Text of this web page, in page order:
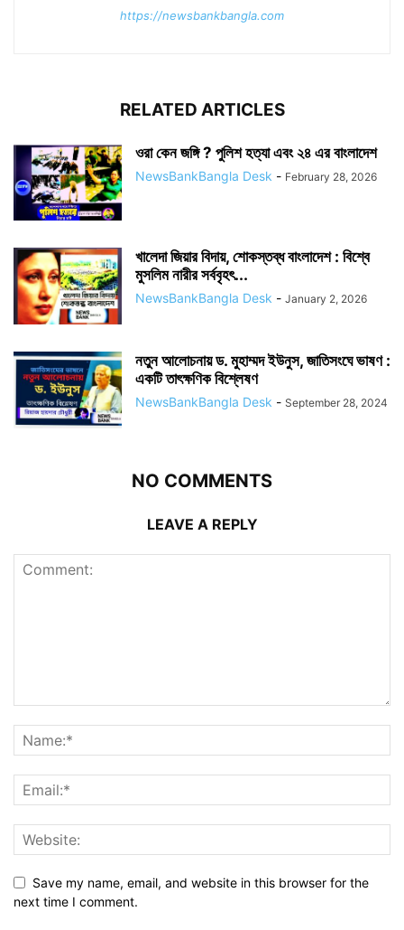
https://newsbankbangla.com
RELATED ARTICLES
ওরা কেন জঙ্গি ? পুলিশ হত্যা এবং ২৪ এর বাংলাদেশ
NewsBankBangla Desk - February 28, 2026
খালেদা জিয়ার বিদায়, শোকস্তব্ধ বাংলাদেশ : বিশ্বে
মুসলিম নারীর সর্ববৃহৎ...
NewsBankBangla Desk - January 2, 2026
নতুন আলোচনায় ড. মুহাম্মদ ইউনুস, জাতিসংঘে ভাষণ :
একটি তাৎক্ষণিক বিশ্লেষণ
NewsBankBangla Desk - September 28, 2024
NO COMMENTS
LEAVE A REPLY
Save my name, email, and website in this browser for the
next time I comment.